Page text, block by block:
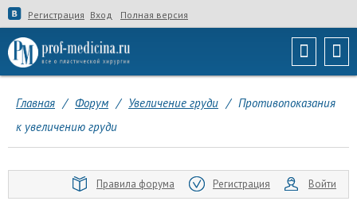
Регистрация Вход Полная версия
Главная / Форум / Увеличение груди / Противопоказания
к увеличению груди
Правила форума Регистрация Войти